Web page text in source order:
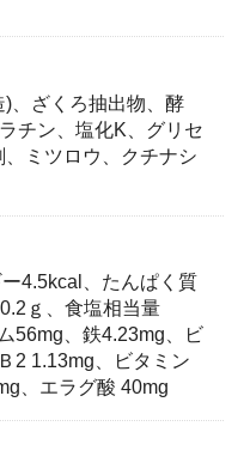
。
ろジュース「ざく
ぐに売り切れてしまう
、ざくろ抽出物、酵
チン、塩化K、グリセ
ミツロウ、クチナシ
4.5kcal、たんぱく質
ｇ、食塩相当量
56mg、鉄4.23mg、ビ
2 1.13mg、ビタミン
、エラグ酸 40mg